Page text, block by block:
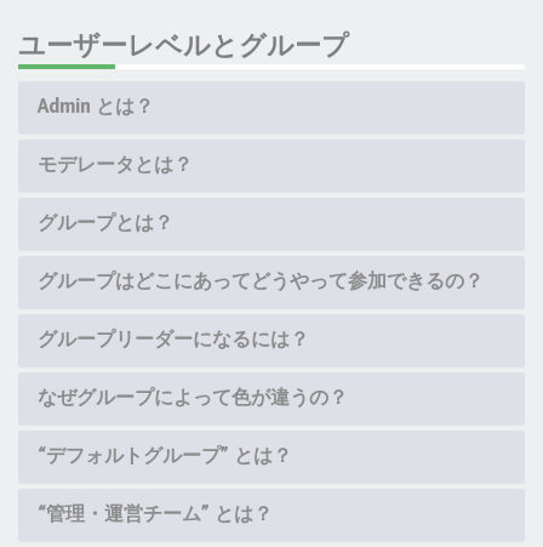
ユーザーレベルとグループ
Admin とは？
モデレータとは？
グループとは？
グループはどこにあってどうやって参加できるの？
グループリーダーになるには？
なぜグループによって色が違うの？
“デフォルトグループ” とは？
“管理・運営チーム” とは？